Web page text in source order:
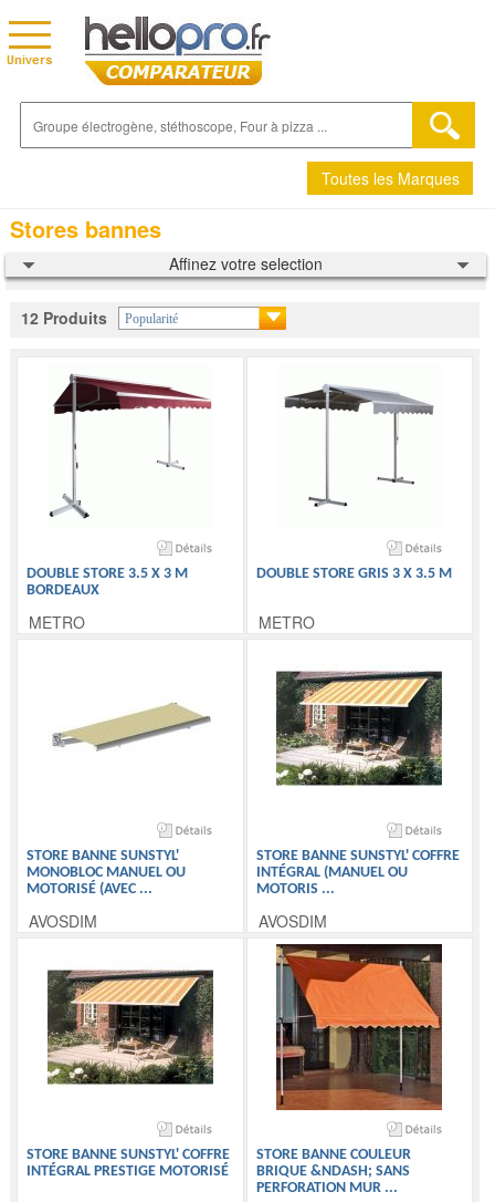
Toutes les Marques
Affinez votre selection
Stores bannes
12 Produits Popularité
DOUBLE STORE 3.5 X 3 M
BORDEAUX
METRO
DOUBLE STORE GRIS 3 X 3.5 M
METRO
STORE BANNE SUNSTYL'
MONOBLOC MANUEL OU
MOTORISÉ (AVEC ...
AVOSDIM
STORE BANNE SUNSTYL' COFFRE
INTÉGRAL (MANUEL OU
MOTORIS ...
AVOSDIM
STORE BANNE SUNSTYL' COFFRE
INTÉGRAL PRESTIGE MOTORISÉ
STORE BANNE COULEUR
BRIQUE &NDASH; SANS
PERFORATION MUR ...